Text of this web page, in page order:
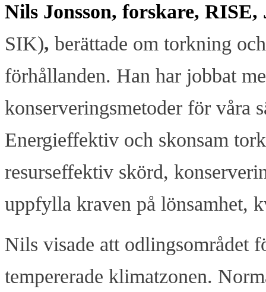
Nils Jonsson, forskare,
SIK), berättade om torkning
förhållanden. Han har jobbat
konserveringsmetoder för våra
Energieffektiv och skonsam
resurseffektiv skörd,
uppfylla kraven på lönsamhet,
Nils visade att odlingsområdet
tempererade klimatzonen.